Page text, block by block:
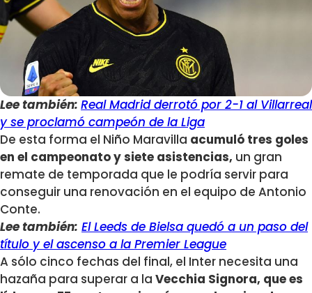
Lee también: Real Madrid derrotó por 2-1 al Villarreal
y se proclamó campeón de la Liga
De esta forma el Niño Maravilla acumuló tres goles
en el campeonato y siete asistencias, un gran
remate de temporada que le podría servir para
conseguir una renovación en el equipo de Antonio
Conte.
Lee también: El Leeds de Bielsa quedó a un paso del
título y el ascenso a la Premier League
A sólo cinco fechas del final, el Inter necesita una
hazaña para superar a la Vecchia Signora, que es